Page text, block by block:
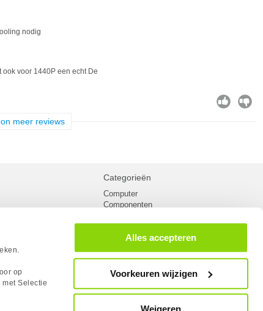
op
Selectie
Alles accepteren
Voorkeuren wijzigen
nodig
voor 1440P een echt De
meer reviews
Categorieën
Computer
Componenten
Kabels
Netwerk
Gaming laptops
PC Systemen
Megekko fanshop